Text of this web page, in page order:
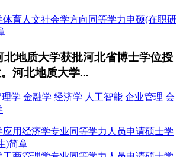
体育人文社会学方向同等学力申硕(在职研
北地质大学获批河北省博士学位授
河北地质大学...
学 金融学 经济学 人工智能 企业管理 会
用经济学专业同等学力人员申请硕士学
)简章